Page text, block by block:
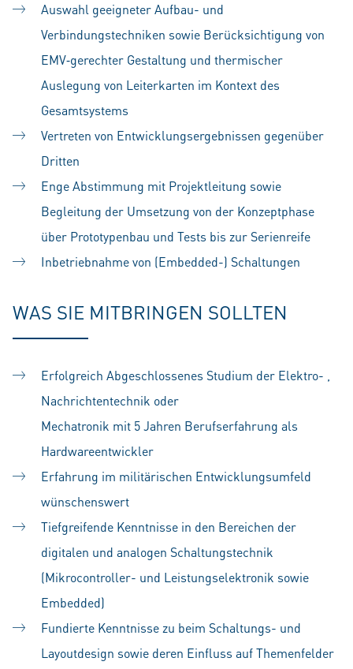
Auswahl geeigneter Aufbau- und
Verbindungstechniken sowie Berücksichtigung von
EMV‑gerechter Gestaltung und thermischer
Auslegung von Leiterkarten im Kontext des
Gesamtsystems
Vertreten von Entwicklungsergebnissen gegenüber
Dritten
Enge Abstimmung mit Projektleitung sowie
Begleitung der Umsetzung von der Konzeptphase
über Prototypenbau und Tests bis zur Serienreife
Inbetriebnahme von (Embedded-) Schaltungen
WAS SIE MITBRINGEN SOLLTEN
Erfolgreich Abgeschlossenes Studium der Elektro- ,
Nachrichtentechnik oder
Mechatronik mit 5 Jahren Berufserfahrung als
Hardwareentwickler
Erfahrung im militärischen Entwicklungsumfeld
wünschenswert
Tiefgreifende Kenntnisse in den Bereichen der
digitalen und analogen Schaltungstechnik
(Mikrocontroller- und Leistungselektronik sowie
Embedded)
Fundierte Kenntnisse zu beim Schaltungs- und
Layoutdesign sowie deren Einfluss auf Themenfelder